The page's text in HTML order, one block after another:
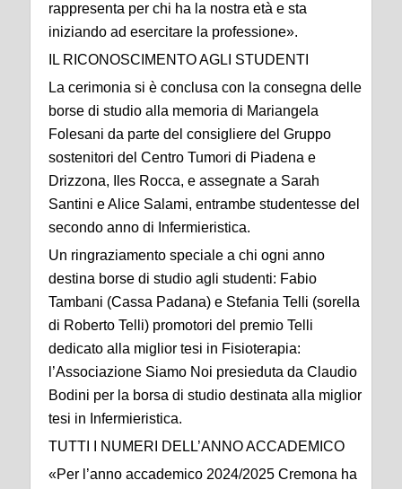
rappresenta per chi ha la nostra età e sta
iniziando ad esercitare la professione».
IL RICONOSCIMENTO AGLI STUDENTI
La cerimonia si è conclusa con la consegna delle
borse di studio alla memoria di Mariangela
Folesani da parte del consigliere del Gruppo
sostenitori del Centro Tumori di Piadena e
Drizzona, Iles Rocca, e assegnate a Sarah
Santini e Alice Salami, entrambe studentesse del
secondo anno di Infermieristica.
Un ringraziamento speciale a chi ogni anno
destina borse di studio agli studenti: Fabio
Tambani (Cassa Padana) e Stefania Telli (sorella
di Roberto Telli) promotori del premio Telli
dedicato alla miglior tesi in Fisioterapia:
l’Associazione Siamo Noi presieduta da Claudio
Bodini per la borsa di studio destinata alla miglior
tesi in Infermieristica.
TUTTI I NUMERI DELL’ANNO ACCADEMICO
«Per l’anno accademico 2024/2025 Cremona ha